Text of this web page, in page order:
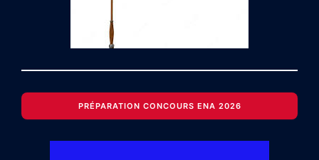
PRÉPARATION CONCOURS ENA 2026